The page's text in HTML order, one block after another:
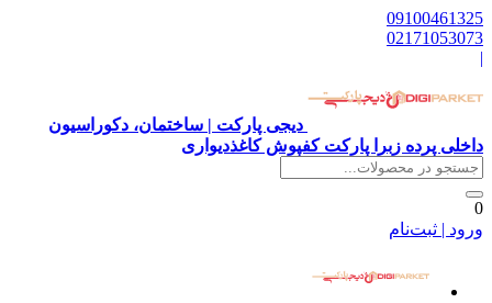
09100461325
02171053073
|
دیجی پارکت | ساختمان، دکوراسیون
داخلی پرده زبرا پارکت کفپوش کاغذدیواری
0
ورود | ثبت‌نام